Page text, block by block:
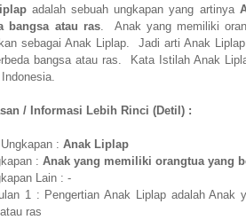
adalah sebuah ungkapan yang artinya
bangsa atau ras. Anak yang memiliki
sebagai Anak Liplap. Jadi arti Anak
bangsa atau ras. Kata Istilah Anak
/ Informasi Lebih Rinci (Detil) :
: Anak Liplap
: Anak yang memiliki orangtua yang
Lain : -
1 : Pengertian Anak Liplap adalah Anak
ras